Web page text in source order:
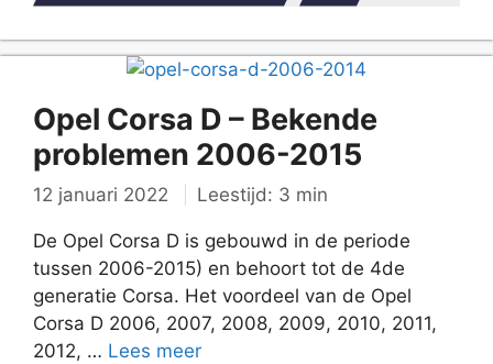
Opel Corsa D – Bekende
problemen 2006-2015
12 januari 2022 Leestijd: 3 min
De Opel Corsa D is gebouwd in de periode
tussen 2006-2015) en behoort tot de 4de
generatie Corsa. Het voordeel van de Opel
Corsa D 2006, 2007, 2008, 2009, 2010, 2011,
2012, … Lees meer